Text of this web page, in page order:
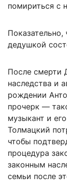
помириться с
Показательно,
дедушкой
После смерти
наследства и
рождении
прочерк —
музыкант и
Толмацкий
чтобы
процедура
законным
семьи после